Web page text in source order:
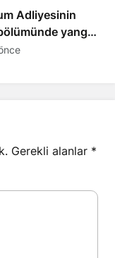
Adliyesinin
yangın
kişi hastaneye
Gerekli alanlar *